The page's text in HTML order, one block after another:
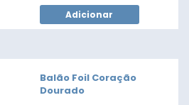
Adicionar
Balão Foil Coração
Dourado